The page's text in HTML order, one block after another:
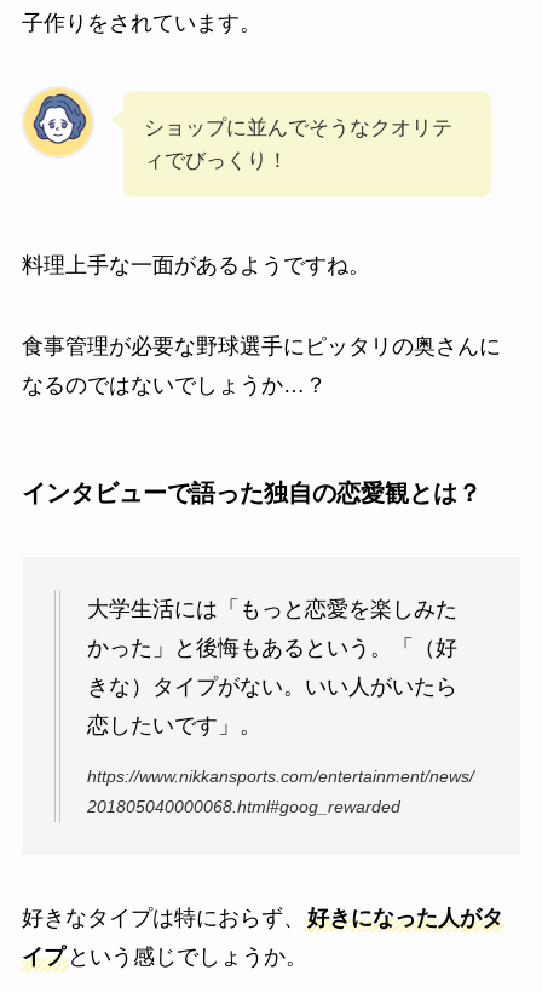
子作りをされています。
ショップに並んでそうなクオリテ
ィでびっくり！
料理上手な一面があるようですね。
食事管理が必要な野球選手にピッタリの奥さんに
なるのではないでしょうか…？
インタビューで語った独自の恋愛観とは？
大学生活には「もっと恋愛を楽しみた
かった」と後悔もあるという。「（好
きな）タイプがない。いい人がいたら
恋したいです」。
https://www.nikkansports.com/entertainment/news/
201805040000068.html#goog_rewarded
好きなタイプは特におらず、 好きになった人がタ
イプという感じでしょうか。